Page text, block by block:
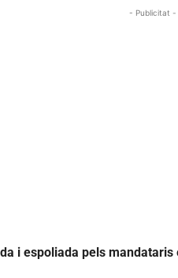
- Publicitat -
i espoliada pels